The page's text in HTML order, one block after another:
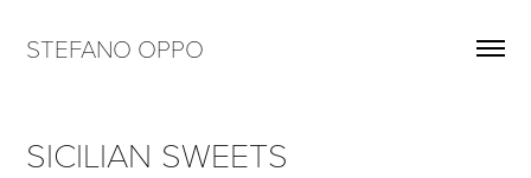
STEFANO OPPO
SICILIAN SWEETS